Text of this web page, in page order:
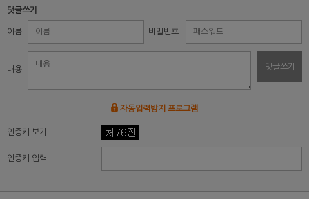
댓글쓰기
이름 비밀번호
내용 댓글쓰기
자동입력방지 프로그램
인증키 보기
인증키 입력